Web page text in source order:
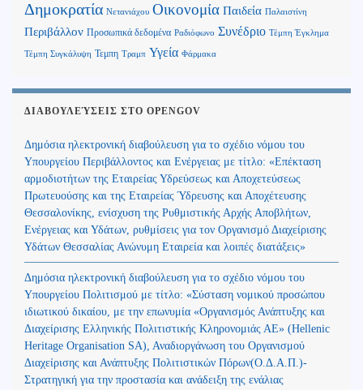
Δημοκρατία Νετανιάχου Οικονομία Παιδεία Παλαιστίνη
Περιβάλλον Προσωπικά δεδομένα Ραδιόφωνο Συνέδριο Τέμπη Έγκλημα
Τέμπη Συγκάλυψη Τεμπη Τραμπ Υγεία Φάρμακα
ΔΙΑΒΟΥΛΕΎΣΕΙΣ ΣΤΟ OPENGOV
Δημόσια ηλεκτρονική διαβούλευση για το σχέδιο νόμου του
Υπουργείου Περιβάλλοντος και Ενέργειας με τίτλο: «Επέκταση
αρμοδιοτήτων της Εταιρείας Υδρεύσεως και Αποχετεύσεως
Πρωτευούσης και της Εταιρείας Ύδρευσης και Αποχέτευσης
Θεσσαλονίκης, ενίσχυση της Ρυθμιστικής Αρχής Αποβλήτων,
Ενέργειας και Υδάτων, ρυθμίσεις για τον Οργανισμό Διαχείρισης
Υδάτων Θεσσαλίας Ανώνυμη Εταιρεία και λοιπές διατάξεις»
Δημόσια ηλεκτρονική διαβούλευση για το σχέδιο νόμου του
Υπουργείου Πολιτισμού με τίτλο: «Σύσταση νομικού προσώπου
ιδιωτικού δικαίου, με την επωνυμία «Οργανισμός Ανάπτυξης και
Διαχείρισης Ελληνικής Πολιτιστικής Κληρονομιάς ΑΕ» (Hellenic
Heritage Organisation SA), Αναδιοργάνωση του Οργανισμού
Διαχείρισης και Ανάπτυξης Πολιτιστικών Πόρων(Ο.Δ.Α.Π.)-
Στρατηγική για την προστασία και ανάδειξη της ενάλιας